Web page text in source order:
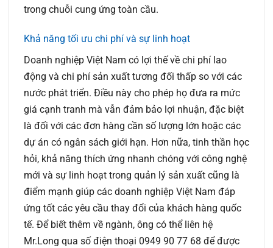
trong chuỗi cung ứng toàn cầu.
Khả năng tối ưu chi phí và sự linh hoạt
Doanh nghiệp Việt Nam có lợi thế về chi phí lao
động và chi phí sản xuất tương đối thấp so với các
nước phát triển. Điều này cho phép họ đưa ra mức
giá cạnh tranh mà vẫn đảm bảo lợi nhuận, đặc biệt
là đối với các đơn hàng cần số lượng lớn hoặc các
dự án có ngân sách giới hạn. Hơn nữa, tinh thần học
hỏi, khả năng thích ứng nhanh chóng với công nghệ
mới và sự linh hoạt trong quản lý sản xuất cũng là
điểm mạnh giúp các doanh nghiệp Việt Nam đáp
ứng tốt các yêu cầu thay đổi của khách hàng quốc
tế. Để biết thêm về ngành, ông có thể liên hệ
Mr.Long qua số điện thoại 0949 90 77 68 để được